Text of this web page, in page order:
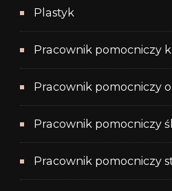
Plastyk
Pracownik pomocniczy
Pracownik pomocniczy
Pracownik pomocniczy
Pracownik pomocniczy